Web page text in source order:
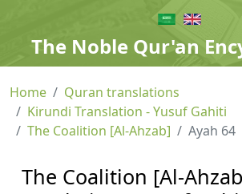
The Noble Qur'an
Home
Quran translations
Kirundi Translation - Yusuf Gahiti
The Coalition [Al-Ahzab]
Ayah 64
The Coalition [Al-